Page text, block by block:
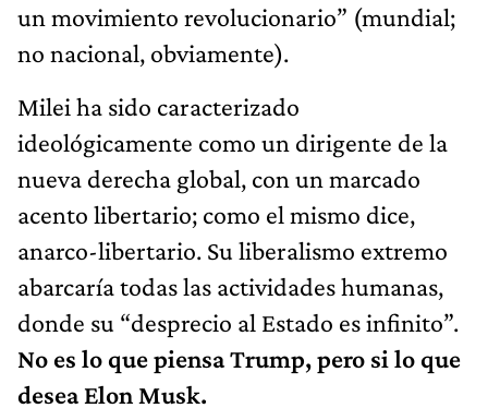
un movimiento revolucionario” (mundial;
no nacional, obviamente).
Milei ha sido caracterizado
ideológicamente como un dirigente de la
nueva derecha global, con un marcado
acento libertario; como el mismo dice,
anarco-libertario. Su liberalismo extremo
abarcaría todas las actividades humanas,
donde su “desprecio al Estado es infinito”.
No es lo que piensa Trump, pero si lo que
desea Elon Musk.